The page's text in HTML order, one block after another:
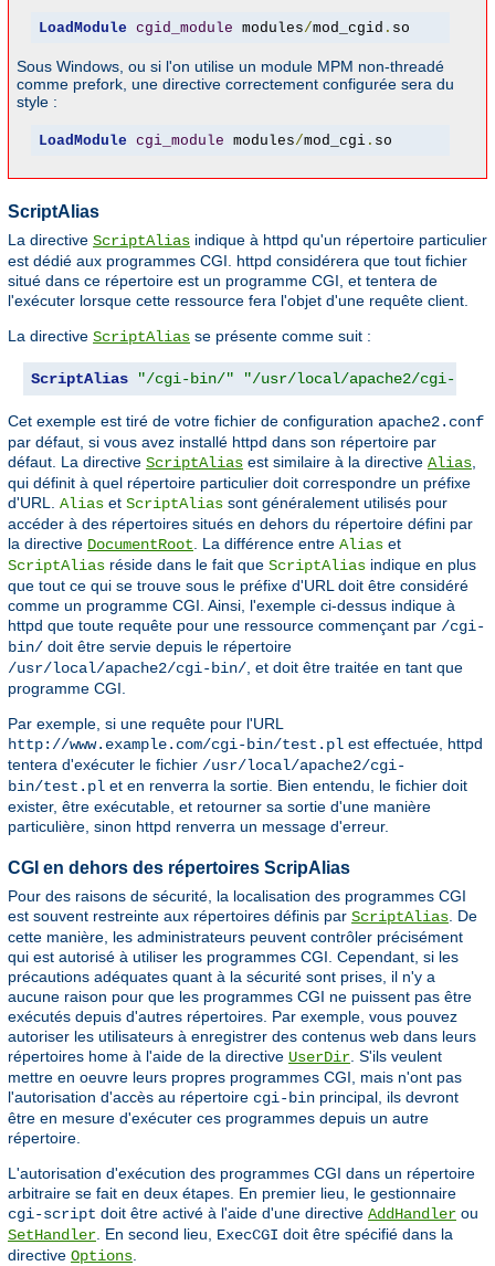
LoadModule cgid_module modules/mod_cgid . so
Sous Windows, ou si l'on utilise un module MPM non-threadé
comme prefork, une directive correctement configurée sera du
style :
LoadModule cgi_module modules/mod_cgi. so
ScriptAlias
La directive ScriptAlias indique à httpd qu'un répertoire particulier
est dédié aux programmes CGI. httpd considérera que tout fichier
situé dans ce répertoire est un programme CGI, et tentera de
l'exécuter lorsque cette ressource fera l'objet d'une requête client.
La directive ScriptAlias se présente comme suit :
ScriptAlias "/cgi-bin/" "/usr/local/apache2/cgi-bin/
Cet exemple est tiré de votre fichier de configuration apache2.conf
par défaut, si vous avez installé httpd dans son répertoire par
défaut. La directive ScriptAlias est similaire à la directive Alias
qui définit à quel répertoire particulier doit correspondre un préfixe
d'URL. Alias et ScriptAlias sont généralement utilisés pour
accéder à des répertoires situés en dehors du répertoire défini par
la directive DocumentRoot . La différence entre Alias et
ScriptAlias réside dans le fait que ScriptAlias indique en plus
que tout ce qui se trouve sous le préfixe d'URL doit être considéré
comme un programme CGI. Ainsi, l'exemple ci-dessus indique à
httpd que toute requête pour une ressource commençant par /cgi-
bin/ doit être servie depuis le répertoire
/usr/local/apache2/cgi-bin/ , et doit être traitée en tant que
programme CGI.
Par exemple, si une requête pour l'URL
http://www.example.com/cgi-bin/test.pl est effectuée, httpd
tentera d'exécuter le fichier /usr/local/apache2/cgi-
bin/test.pl et en renverra la sortie. Bien entendu, le fichier doit
exister, être exécutable, et retourner sa sortie d'une manière
particulière, sinon httpd renverra un message d'erreur.
CGI en dehors des répertoires ScripAlias
Pour des raisons de sécurité, la localisation des programmes CGI
est souvent restreinte aux répertoires définis par ScriptAlias . De
cette manière, les administrateurs peuvent contrôler précisément
qui est autorisé à utiliser les programmes CGI. Cependant, si les
précautions adéquates quant à la sécurité sont prises, il n'y a
aucune raison pour que les programmes CGI ne puissent pas être
exécutés depuis d'autres répertoires. Par exemple, vous pouvez
autoriser les utilisateurs à enregistrer des contenus web dans leurs
répertoires home à l'aide de la directive UserDir . S'ils veulent
mettre en oeuvre leurs propres programmes CGI, mais n'ont pas
l'autorisation d'accès au répertoire cgi-bin principal, ils devront
être en mesure d'exécuter ces programmes depuis un autre
répertoire.
L'autorisation d'exécution des programmes CGI dans un répertoire
arbitraire se fait en deux étapes. En premier lieu, le gestionnaire
cgi-script doit être activé à l'aide d'une directive AddHandler ou
SetHandler . En second lieu, ExecCGI doit être spécifié dans la
directive Options